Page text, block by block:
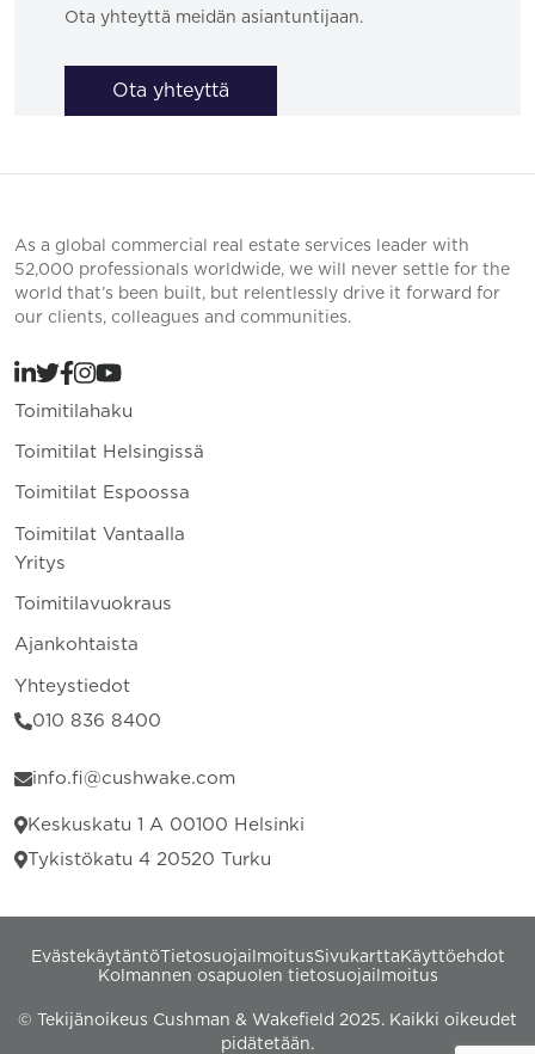
Ota yhteyttä meidän asiantuntijaan.
Ota yhteyttä
As a global commercial real estate services leader with
52,000 professionals worldwide, we will never settle for the
world that’s been built, but relentlessly drive it forward for
our clients, colleagues and communities.
Toimitilahaku
Toimitilat Helsingissä
Toimitilat Espoossa
Toimitilat Vantaalla
Yritys
Toimitilavuokraus
Ajankohtaista
Yhteystiedot
010 836 8400
info.fi@cushwake.com
Keskuskatu 1 A 00100 Helsinki
Tykistökatu 4 20520 Turku
EvästekäytäntöTietosuojailmoitusSivukartta Käyttöehdot
Kolmannen osapuolen tietosuojailmoitus
© Tekijänoikeus Cushman & Wakefield 2025. Kaikki oikeudet
pidätetään.